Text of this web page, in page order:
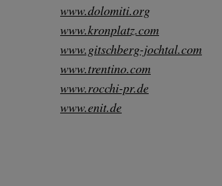
www.dolomiti.org
www.kronplatz.com
www.gitschberg-jochtal.com
www.trentino.com
www.rocchi-pr.de
www.enit.de
S
e
r
c